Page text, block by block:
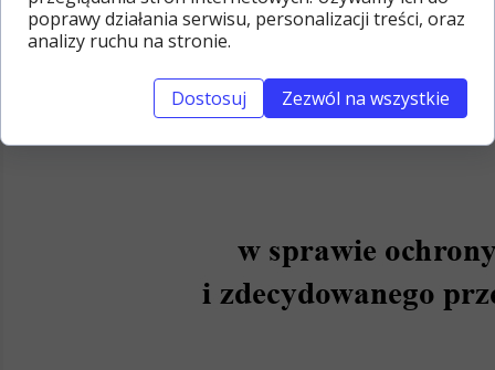
poprawy działania serwisu, personalizacji treści, oraz
analizy ruchu na stronie.
Dostosuj Zezwól na wszystkie